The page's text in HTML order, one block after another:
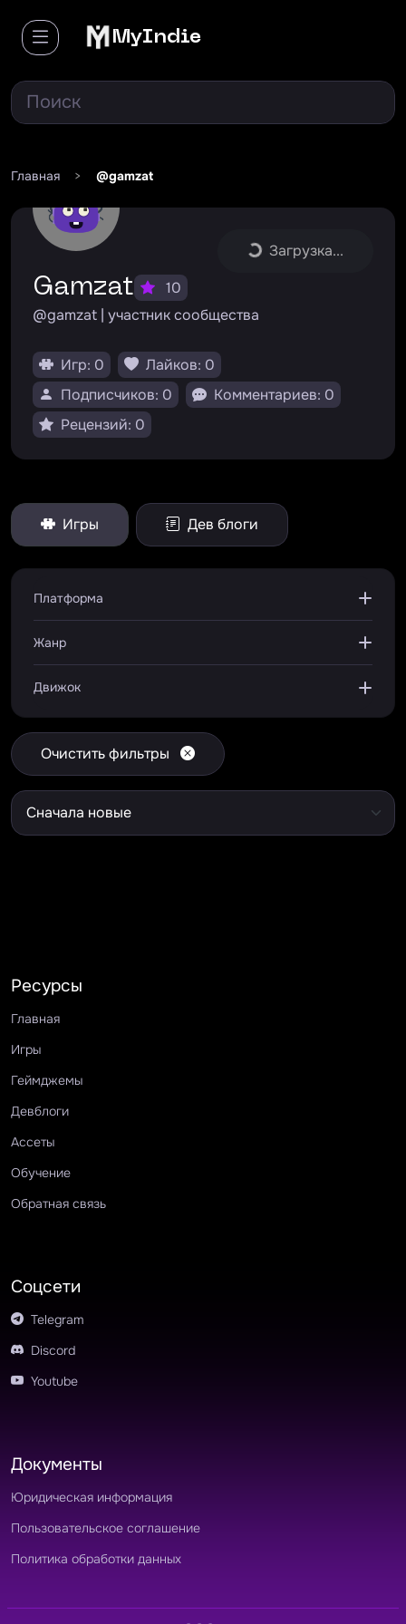
MyIndie
Главная > @gamzat
Загрузка...
Gamzat
10
@gamzat | участник сообщества
Игр: 0
Лайков: 0
Подписчиков: 0
Комментариев: 0
Рецензий: 0
Игры Дев блоги
Платформа
Жанр
Движок
Очистить фильтры
Ресурсы
Главная
Игры
Геймджемы
Девблоги
Ассеты
Обучение
Обратная связь
Соцсети
Telegram
Discord
Youtube
Документы
Юридическая информация
Пользовательское соглашение
Политика обработки данных